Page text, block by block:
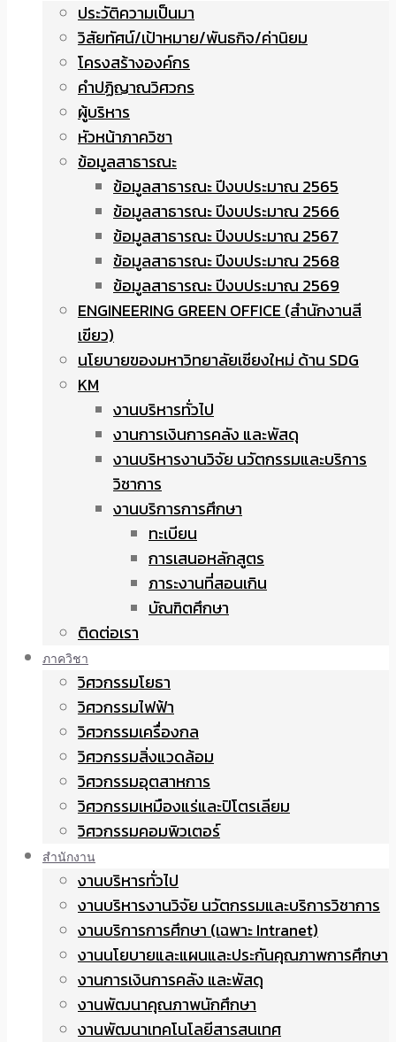
ประวัติความเป็นมา
วิสัยทัศน์/เป้าหมาย/พันธกิจ/ค่านิยม
โครงสร้างองค์กร
คำปฏิญาณวิศวกร
ผู้บริหาร
หัวหน้าภาควิชา
ข้อมูลสาธารณะ
ข้อมูลสาธารณะ ปีงบประมาณ 2565
ข้อมูลสาธารณะ ปีงบประมาณ 2566
ข้อมูลสาธารณะ ปีงบประมาณ 2567
ข้อมูลสาธารณะ ปีงบประมาณ 2568
ข้อมูลสาธารณะ ปีงบประมาณ 2569
ENGINEERING GREEN OFFICE (สำนักงานสี
เขียว)
นโยบายของมหาวิทยาลัยเชียงใหม่ ด้าน SDG
KM
งานบริหารทั่วไป
งานการเงินการคลัง และพัสดุ
งานบริหารงานวิจัย นวัตกรรมและบริการ
วิชาการ
งานบริการการศึกษา
ทะเบียน
การเสนอหลักสูตร
ภาระงานที่สอนเกิน
บัณฑิตศึกษา
ติดต่อเรา
ภาควิชา
วิศวกรรมโยธา
วิศวกรรมไฟฟ้า
วิศวกรรมเครื่องกล
วิศวกรรมสิ่งแวดล้อม
วิศวกรรมอุตสาหการ
วิศวกรรมเหมืองแร่และปิโตรเลียม
วิศวกรรมคอมพิวเตอร์
สำนักงาน
งานบริหารทั่วไป
งานบริหารงานวิจัย นวัตกรรมและบริการวิชาการ
งานบริการการศึกษา (เฉพาะ Intranet)
งานนโยบายและแผนและประกันคุณภาพการศึกษา
งานการเงินการคลัง และพัสดุ
งานพัฒนาคุณภาพนักศึกษา
งานพัฒนาเทคโนโลยีสารสนเทศ